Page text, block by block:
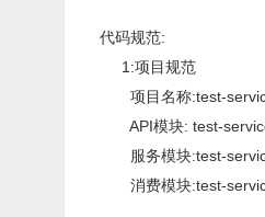
代码规范:
1:项目规范
项目名称:test-
API模块: test-
服务模块:test-
消费模块:test-